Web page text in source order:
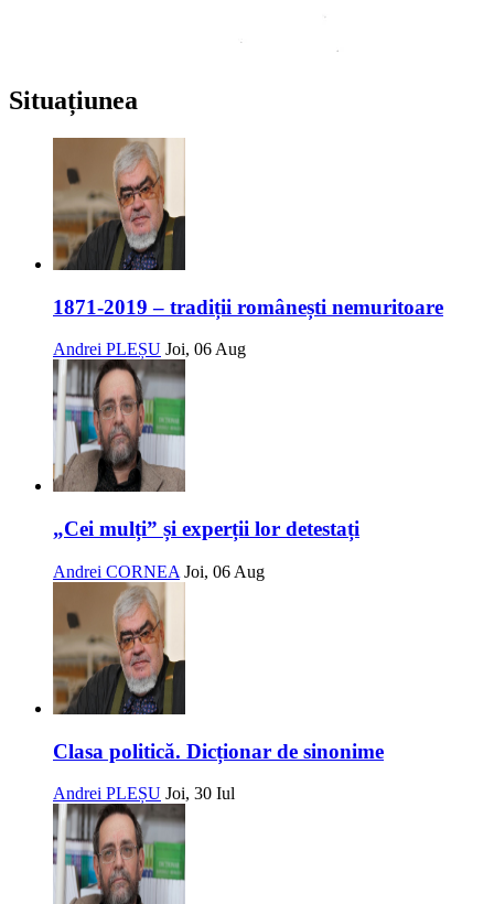
Situațiunea
1871-2019 – tradiții românești nemuritoare
Andrei PLEȘU Joi, 06 Aug
„Cei mulți” și experții lor detestați
Andrei CORNEA Joi, 06 Aug
Clasa politică. Dicționar de sinonime
Andrei PLEȘU Joi, 30 Iul